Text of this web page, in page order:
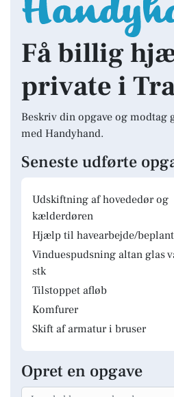
Få billig
private i
Beskriv din opgave og modtag
med Handyhand.
Seneste udførte
Udskiftning af hovededør og
kælderdøren
Hjælp til havearbejde/
Vinduespudsning altan glas
stk
Tilstoppet afløb
Komfurer
Skift af armatur i bruser
Opret en opgave